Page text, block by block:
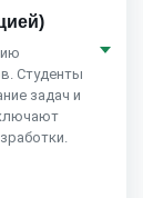
Студенты
задач и